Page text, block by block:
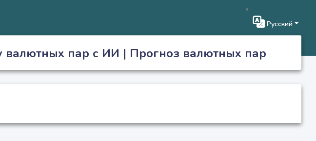
Русский
валютных пар с ИИ | Прогноз валютных пар